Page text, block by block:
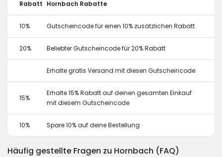
Rabatt Hornbach Rabatte
10% Gutscheincode für einen 10% zusätzlichen Rabatt
20% Beliebter Gutscheincode für 20% Rabatt
Erhalte gratis Versand mit diesen Gutscheincode
15%
Erhalte 15% Rabatt auf deinen gesamten Einkauf
mit diesem Gutscheincode
10% Spare 10% auf deine Bestellung
Häufig gestellte Fragen zu Hornbach (FAQ)